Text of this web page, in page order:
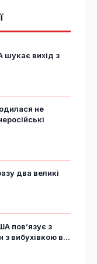
шукає вихід з
не
два великі
пов’язує з
з вибухівкою в...